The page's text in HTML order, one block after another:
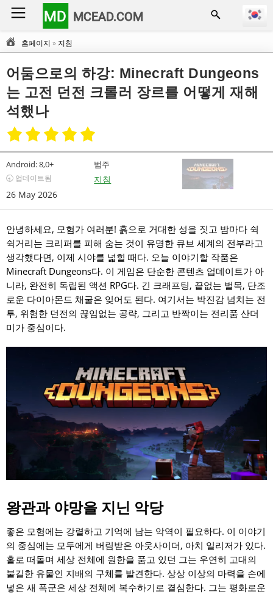
MD MCEAD.COM
홈페이지 » 지침
어둠으로의 하강: Minecraft Dungeons
는 고전 던전 크롤러 장르를 어떻게 재해
석했나
Android:8,0+
🕣 업데이트됨
26 May 2026
범주
지침
안녕하세요, 모험가 여러분! 흙으로 거대한 성을 짓고 밤마다 쉭
쉭거리는 크리퍼를 피해 숨는 것이 유명한 큐브 세계의 전부라고
생각했다면, 이제 시야를 넓힐 때다. 오늘 이야기할 작품은
Minecraft Dungeons다. 이 게임은 단순한 콘텐츠 업데이트가 아
니라, 완전히 독립된 액션 RPG다. 긴 크래프팅, 끝없는 벌목, 단조
로운 다이아몬드 채굴은 잊어도 된다. 여기서는 박진감 넘치는 전
투, 위험한 던전의 끊임없는 공략, 그리고 반짝이는 전리품 산더
미가 중심이다.
왕관과 야망을 지닌 악당
좋은 모험에는 강렬하고 기억에 남는 악역이 필요하다. 이 이야기
의 중심에는 모두에게 버림받은 아웃사이더, 아치 일리저가 있다.
홀로 떠돌며 세상 전체에 원한을 품고 있던 그는 우연히 고대의
불길한 유물인 지배의 구체를 발견한다. 상상 이상의 마력을 손에
넣은 새 폭군은 세상 전체에 복수하기로 결심한다. 그는 평화로운